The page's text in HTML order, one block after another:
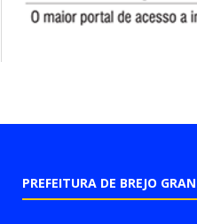
PREFEITURA DE BREJO